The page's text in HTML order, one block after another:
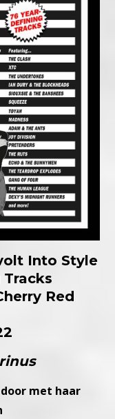
Into Style
Tracks
Red
met haar